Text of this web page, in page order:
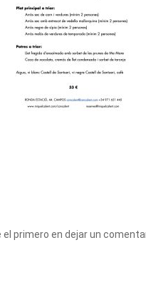
el primero en dejar un